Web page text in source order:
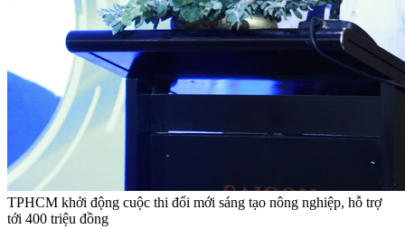
TPHCM khởi động cuộc thi đổi mới sáng tạo nông nghiệp, hỗ trợ
tới 400 triệu đồng